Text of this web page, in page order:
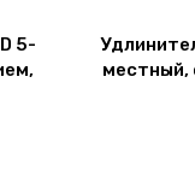
5-
местный,